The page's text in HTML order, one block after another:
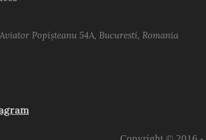
Popișteanu 54A, Bucuresti, Romania